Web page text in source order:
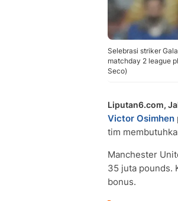
Selebrasi striker
matchday 2 league
Seco)
Liputan6.com,
Victor Osimhen
tim
Manchester
35 juta pounds.
bonus.